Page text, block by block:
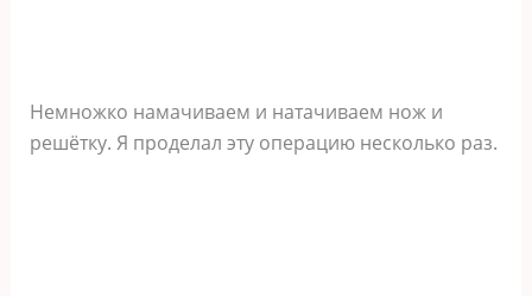
Немножко намачиваем и натачиваем нож и
решётку. Я проделал эту операцию несколько раз.